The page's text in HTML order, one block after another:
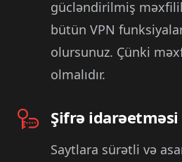
gücləndirilmiş
bütün VPN
olursunuz. Çünki
olmalıdır.
Şifrə idarəetməsi
Saytlara sürətli və